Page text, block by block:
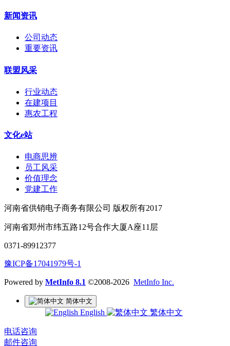
新闻资讯
公司动态
重要资讯
联盟风采
行业动态
在建项目
惠农工程
文化e站
电商思辨
员工风采
价值理念
党建工作
河南省供销电子商务有限公司 版权所有2017
河南省郑州市纬五路12号合作大厦A座11层
0371-89912377
豫ICP备17041979号-1
Powered by MetInfo 8.1 ©2008-2026 MetInfo Inc.
简体中文
English 繁体中文
电话咨询
邮件咨询